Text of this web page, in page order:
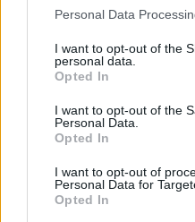
Personal Data
I want to opt-out of the
personal data.
Opted In
I want to opt-out of the
Personal Data.
Opted In
I want to opt-out of
Personal Data for
Opted In